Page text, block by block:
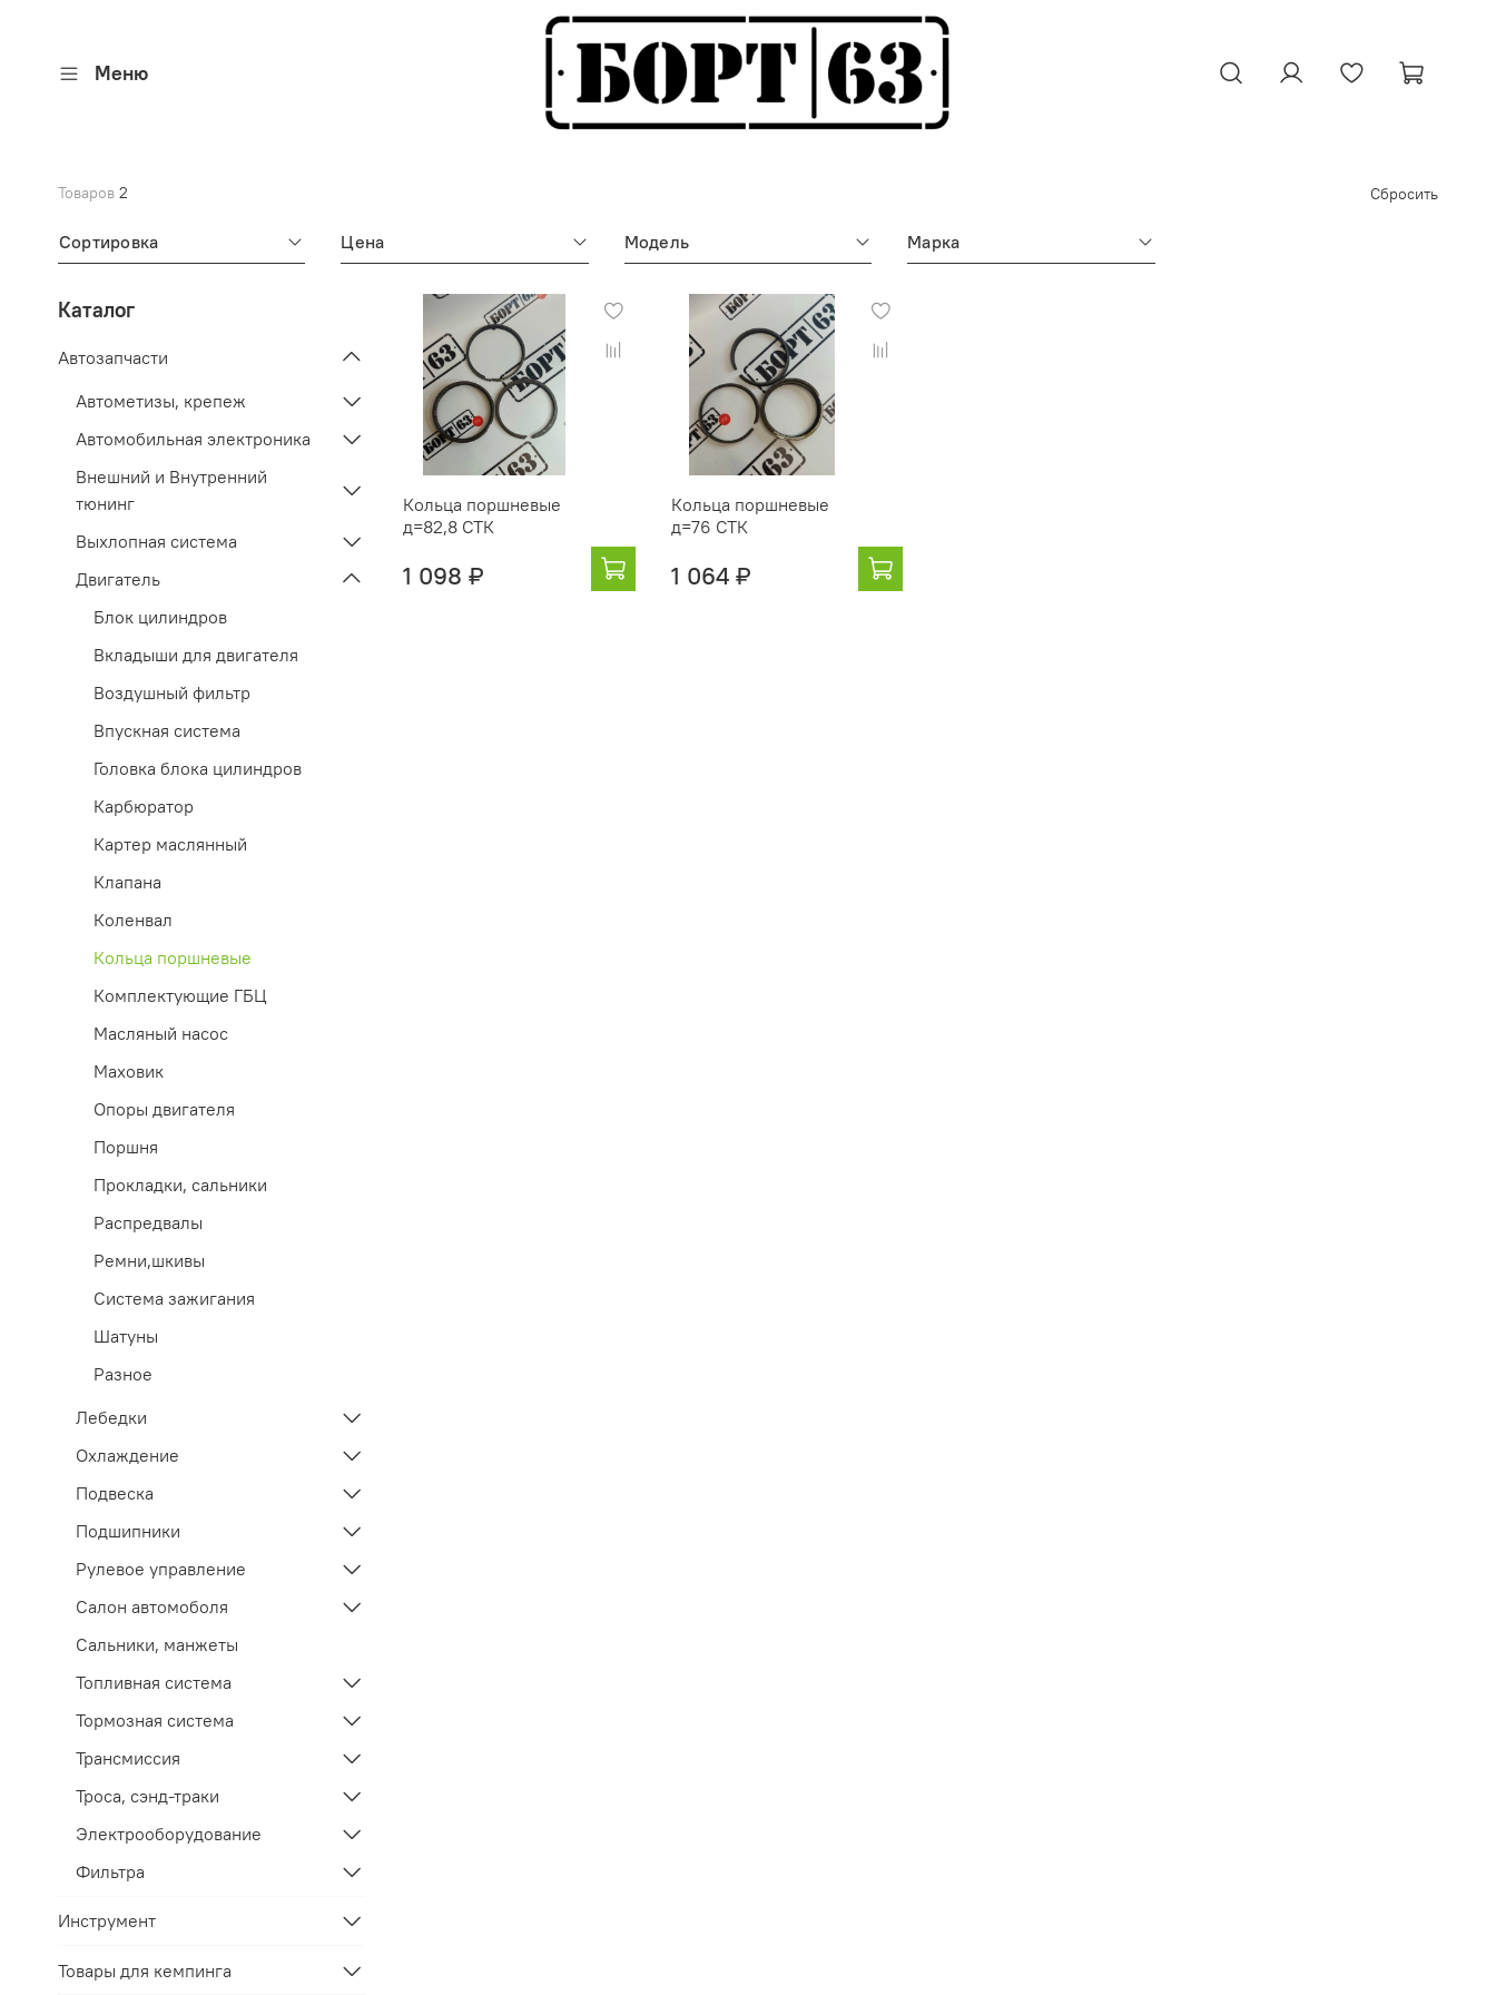
Меню
Товаров 2 Сбросить
Сортировка Цена Модель Марка
Кольца поршневые
д=82,8 СТК
1 098 ₽
Кольца поршневые
д=76 СТК
1 064 ₽
Каталог
Автозапчасти
Автометизы, крепеж
Автомобильная электроника
Внешний и Внутренний
тюнинг
Выхлопная система
Двигатель
Блок цилиндров
Вкладыши для двигателя
Воздушный фильтр
Впускная система
Головка блока цилиндров
Карбюратор
Картер маслянный
Клапана
Коленвал
Кольца поршневые
Комплектующие ГБЦ
Масляный насос
Маховик
Опоры двигателя
Поршня
Прокладки, сальники
Распредвалы
Ремни,шкивы
Система зажигания
Шатуны
Разное
Лебедки
Охлаждение
Подвеска
Подшипники
Рулевое управление
Салон автомоболя
Сальники, манжеты
Топливная система
Тормозная система
Трансмиссия
Троса, сэнд-траки
Электрооборудование
Фильтра
Инструмент
Товары для кемпинга